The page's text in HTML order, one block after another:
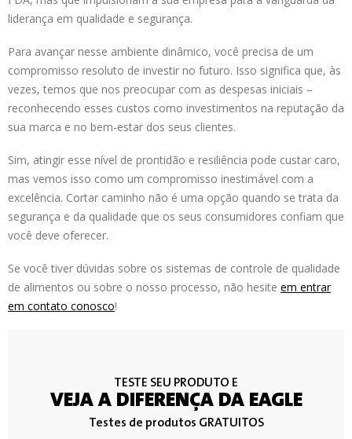
liderança em qualidade e segurança.
Para avançar nesse ambiente dinâmico, você precisa de um
compromisso resoluto de investir no futuro. Isso significa que, às
vezes, temos que nos preocupar com as despesas iniciais –
reconhecendo esses custos como investimentos na reputação da
sua marca e no bem-estar dos seus clientes.
Sim, atingir esse nível de prontidão e resiliência pode custar caro,
mas vemos isso como um compromisso inestimável com a
excelência. Cortar caminho não é uma opção quando se trata da
segurança e da qualidade que os seus consumidores confiam que
você deve oferecer.
Se você tiver dúvidas sobre os sistemas de controle de qualidade
de alimentos ou sobre o nosso processo, não hesite em entrar
em contato conosco!
TESTE SEU PRODUTO E
VEJA A DIFERENÇA DA EAGLE
Testes de produtos GRATUITOS